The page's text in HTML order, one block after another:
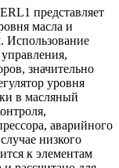
представляет
масла и
Использование
значительно
уровня
в масляный
аварийного
низкого
к элементам